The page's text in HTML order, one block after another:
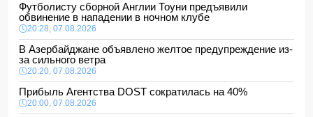
Футболисту сборной Англии Тоуни предъявили
обвинение в нападении в ночном клубе
20:28, 07.08.2026
В Азербайджане объявлено желтое предупреждение из-
за сильного ветра
20:20, 07.08.2026
Прибыль Агентства DOST сократилась на 40%
20:00, 07.08.2026